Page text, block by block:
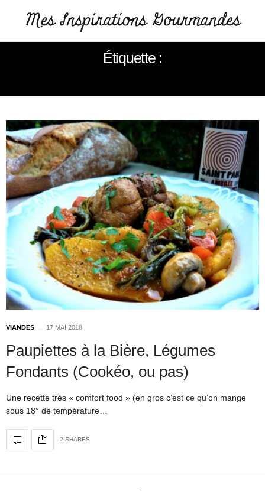
Étiquette :
VIANDES 17 MAI 2018
Paupiettes à la Bière, Légumes
Fondants (Cookéo, ou pas)
Une recette très « comfort food » (en gros c’est ce qu’on mange
sous 18° de température…
2 SHARES